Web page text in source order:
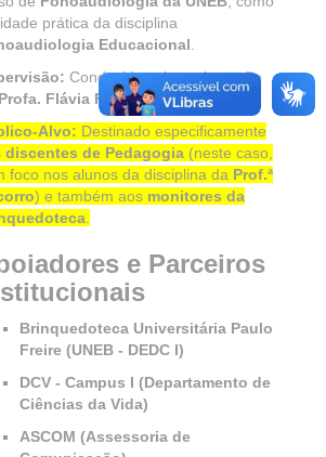
prática da disciplina
Educacional
Conduzido sob a orientação
Profa. Flávia Fialho.
Alvo: Destinado especificamente
discentes de Pedagogia (neste caso,
foco nos alunos da disciplina da Prof.ª
) e também aos monitores da
e Parceiros
Brinquedoteca Universitária Paulo
Freire (UNEB - DEDC I)
DCV - Campus I (Departamento de
Ciências da Vida)
ASCOM (Assessoria de